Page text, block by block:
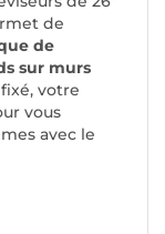
de
de
sur murs
votre
vous
avec le